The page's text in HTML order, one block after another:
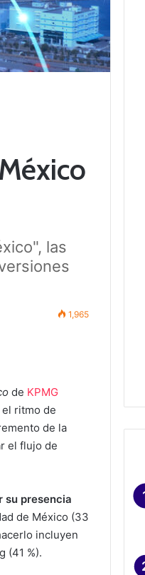
las
1,965
de KPMG
ritmo de
de la
el flujo de
su presencia
de México (33
incluyen
(41 %).